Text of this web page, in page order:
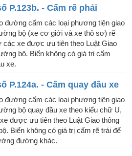
P.123b. - Cấm rẽ phải
đường cấm các loại phương tiện giao
bộ (xe cơ giới và xe thô sơ) rẽ
các xe được ưu tiên theo Luật Giao
bộ. Biển không có giá trị cấm
xe.
P.124a. - Cấm quay đầu xe
đường cấm các loại phương tiện giao
bộ quay đầu xe theo kiểu chữ U,
được ưu tiên theo Luật Giao thông
Biển không có giá trị cấm rẽ trái để
đường khác.